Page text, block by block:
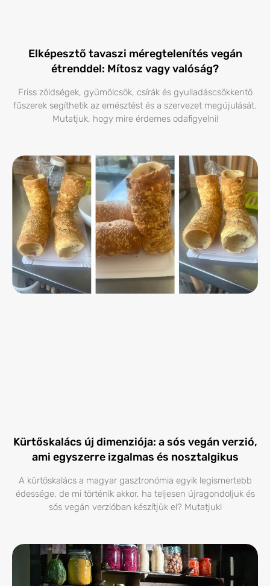
Elképesztő tavaszi méregtelenítés vegán
étrenddel: Mítosz vagy valóság?
Friss zöldségek, gyümölcsök, csírák és gyulladáscsökkentő
fűszerek segíthetik az emésztést és a szervezet megújulását.
Mutatjuk, hogy mire érdemes odafigyelni!
Kürtőskalács új dimenziója: a sós vegán verzió,
ami egyszerre izgalmas és nosztalgikus
A kürtőskalács a magyar gasztronómia egyik legismertebb
édessége, de mi történik akkor, ha teljesen újragondoljuk és
sós vegán verzióban készítjük el? Mutatjuk!